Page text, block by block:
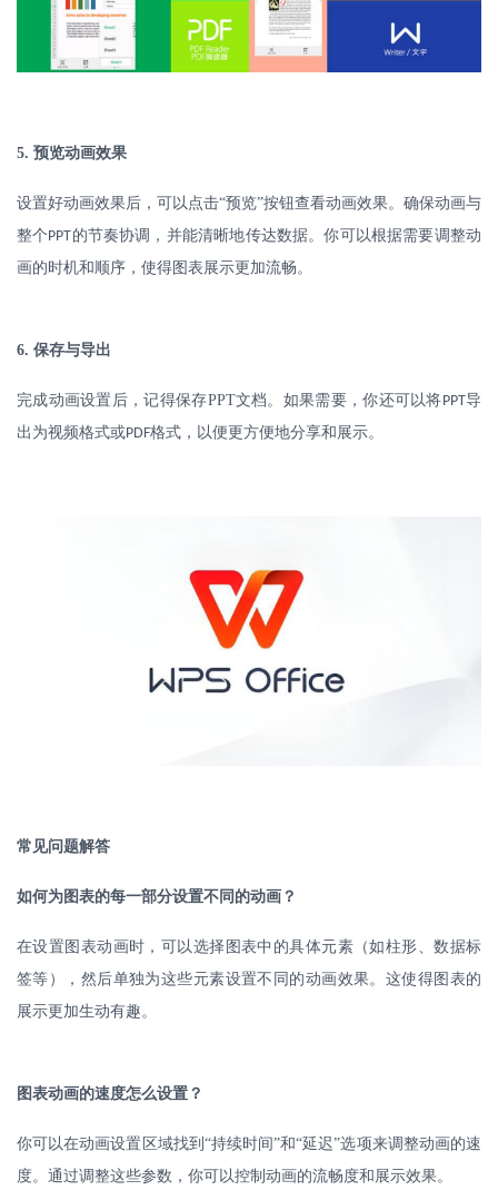
5. 预览动画效果
设置好动画效果后，可以点击“预览”按钮查看动画效果。确保动画与
整个PPT的节奏协调，并能清晰地传达数据。你可以根据需要调整动
画的时机和顺序，使得图表展示更加流畅。
6. 保存与导出
完成动画设置后，记得保存PPT文档。如果需要，你还可以将PPT导
出为视频格式或PDF格式，以便更方便地分享和展示。
常见问题解答
如何为图表的每一部分设置不同的动画？
在设置图表动画时，可以选择图表中的具体元素（如柱形、数据标
签等），然后单独为这些元素设置不同的动画效果。这使得图表的
展示更加生动有趣。
图表动画的速度怎么设置？
你可以在动画设置区域找到 “持续时间”和“延迟”选项来调整动画的速
度。通过调整这些参数，你可以控制动画的流畅度和展示效果。